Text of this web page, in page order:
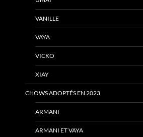
VANILLE
VAYA
VICKO
XIAY
CHOWS ADOPTÉS EN 2023
ARMANI
ARMANI ET VAYA